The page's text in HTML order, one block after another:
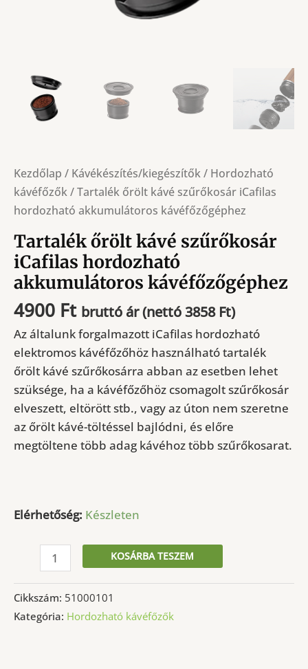
Kezdőlap / Kávékészítés/kiegészítők/ Hordozható
kávéfőzők/ Tartalék őrölt kávé szűrőkosár iCafilas
hordozható akkumulátoros kávéfőzőgéphez
Tartalék őrölt kávé szűrőkosár
iCafilas hordozható
akkumulátoros kávéfőzőgéphez
4900 Ft bruttó ár (nettó3858 Ft)
Az általunk forgalmazott iCafilas hordozható
elektromos kávéfőzőhöz használható tartalék
őrölt kávé szűrőkosárra abban az esetben lehet
szüksége, ha a kávéfőzőhöz csomagolt szűrőkosár
elveszett, eltörött stb., vagy az úton nem szeretne
az őrölt kávé-töltéssel bajlódni, és előre
megtöltene több adag kávéhoz több szűrőkosarat.
Elérhetőség: Készleten
Tartalék
kávé
iCafilas
KOSÁRBA TESZEM
Cikkszám: 51000101
Kategória: Hordozható kávéfőzők